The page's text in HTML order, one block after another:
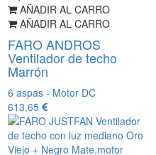
AÑADIR AL CARRO
AÑADIR AL CARRO
FARO ANDROS
Ventilador de techo
Marrón
6 aspas - Motor DC
613,65